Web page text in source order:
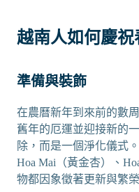
越南人如何慶祝
準備與裝飾
在農曆新年到來前的數
舊年的厄運並迎接新的
除，而是一個淨化儀式
Hoa Mai（黃金杏）、
物都因象徵著更新與繁